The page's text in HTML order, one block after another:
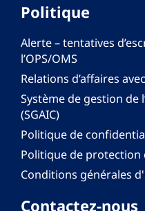
Politique
Alerte – tentatives
l’OPS/OMS
Relations d’affaires avec
Système de gestion de
(SGAIC)
Politique de
Politique de protection
Conditions générales
Contactez-nous